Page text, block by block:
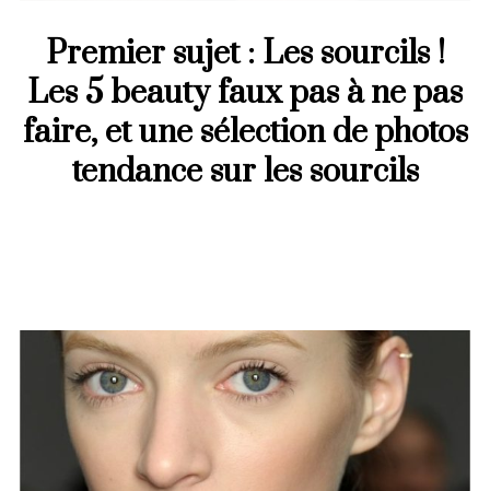
Premier sujet : Les sourcils !
Les 5 beauty faux pas à ne pas
faire, et une sélection de photos
tendance sur les sourcils